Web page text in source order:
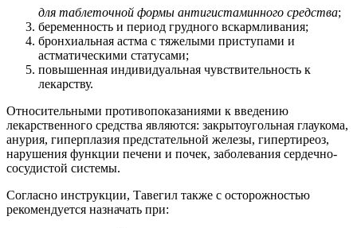
для таблеточной формы антигистаминного средства;
беременность и период грудного вскармливания;
бронхиальная астма с тяжелыми приступами и
астматическими статусами;
повышенная индивидуальная чувствительность к
лекарству.
Относительными противопоказаниями к введению
лекарственного средства являются: закрытоугольная глаукома,
анурия, гиперплазия предстательной железы, гипертиреоз,
нарушения функции печени и почек, заболевания сердечно-
сосудистой системы.
Согласно инструкции, Тавегил также с осторожностью
рекомендуется назначать при: